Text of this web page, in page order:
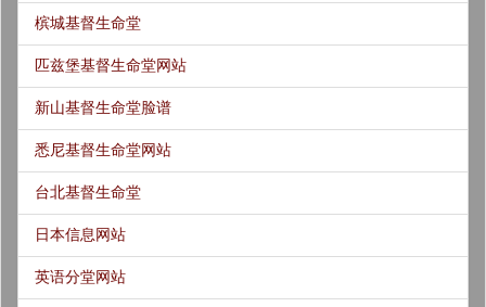
槟城基督生命堂
匹兹堡基督生命堂网站
新山基督生命堂脸谱
悉尼基督生命堂网站
台北基督生命堂
日本信息网站
英语分堂网站